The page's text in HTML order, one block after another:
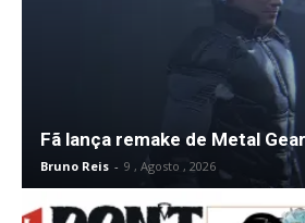
Fã lança remake de Metal
Bruno Reis - 9 , Agosto , 2026